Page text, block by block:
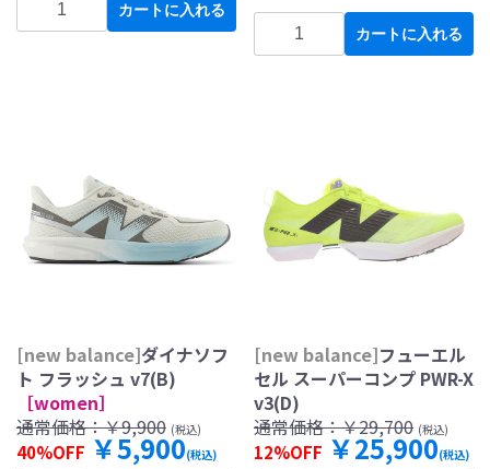
カートに入れる
カートに入れる
[new balance]ダイナソフ
ト フラッシュ v7(B)
［women］
通常価格：￥9,900 (税込)
40%OFF ￥5,900(税込)
[new balance]フューエル
セル スーパーコンプ PWR-X
v3(D)
通常価格：￥29,700 (税込)
12%OFF ￥25,900(税込)